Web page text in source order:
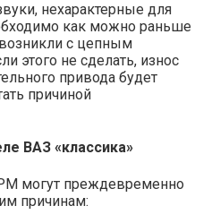
нехарактерные для
как можно раньше
с цепным
этого не сделать, износ
привода будет
причиной
ВАЗ «классика»
могут преждевременно
причинам: